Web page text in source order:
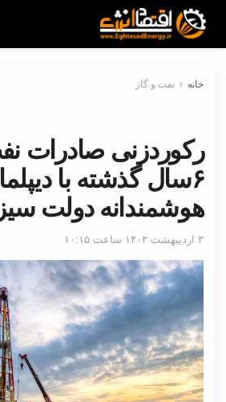
خانه نفت و گاز
رکوردزنی صادرات
۶سال گذشته با
هوشمندانه دولت
۳ اردیبهشت ۱۴۰۳ ساعت ۱۰:۱۵